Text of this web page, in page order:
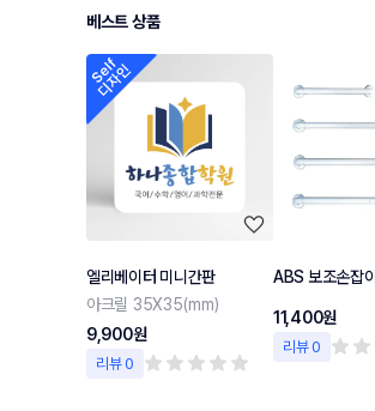
베스트 상품
엘리베이터 미니간판
아크릴 35X35(mm)
9,900원
리뷰 0
ABS 보조손잡이
11,400원
리뷰 0